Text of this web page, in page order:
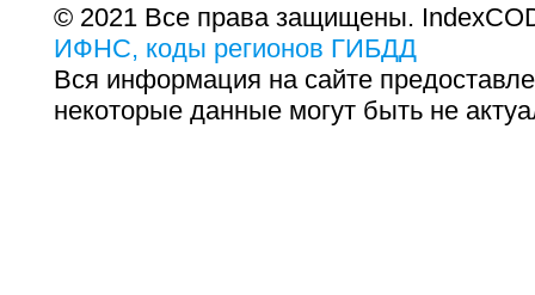
© 2021 Все права защищены.
ИФНС, коды регионов ГИБДД
Вся информация на сайте
некоторые данные могут быть не